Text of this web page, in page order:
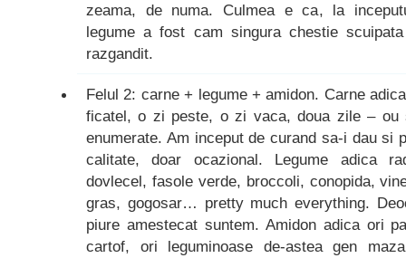
zeama, de numa. Culmea e ca, la
legume a fost cam singura chestie
razgandit.
Felul 2: carne + legume + amidon. Carne
ficatel, o zi peste, o zi vaca, doua zile – ou
enumerate. Am inceput de curand sa-i dau si
calitate, doar ocazional. Legume adica
dovlecel, fasole verde, broccoli, conopida,
gras, gogosar… pretty much everything.
piure amestecat suntem. Amidon adica ori
cartof, ori leguminoase de-astea gen